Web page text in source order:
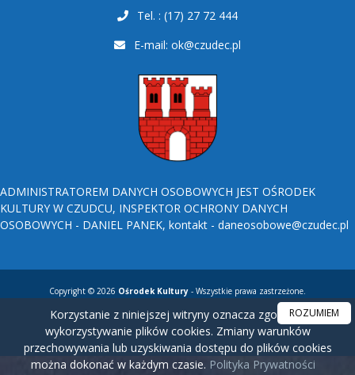
Tel. : (17) 27 72 444
E-mail: ok@czudec.pl
ADMINISTRATOREM DANYCH OSOBOWYCH JEST OŚRODEK
KULTURY W CZUDCU, INSPEKTOR OCHRONY DANYCH
OSOBOWYCH - DANIEL PANEK, kontakt - daneosobowe@czudec.pl
Copyright © 2026 Ośrodek Kultury - Wszystkie prawa zastrzeżone.
Korzystanie z niniejszej witryny oznacza zgodę na
wykorzystywanie plików cookies. Zmiany warunków
przechowywania lub uzyskiwania dostępu do plików cookies
można dokonać w każdym czasie. Polityka Prywatności
ROZUMIEM